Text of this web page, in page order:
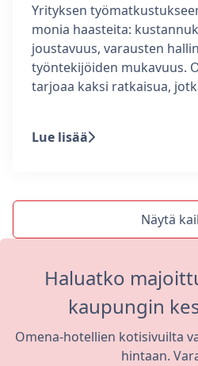
Yrityksen
monia haasteita:
joustavuus, varausten
työntekijöiden mukavuus.
tarjoaa kaksi ratkaisua,
Lue lisää
Näytä
Haluatko
kaupungin
Omena-hotellien kotisivuilta
hintaan.